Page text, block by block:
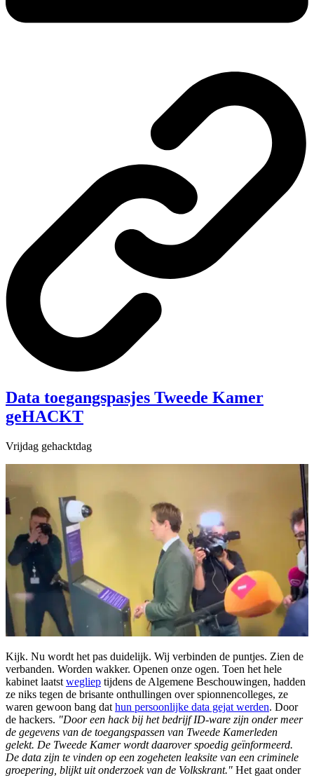
Data toegangspasjes Tweede Kamer
geHACKT
Vrijdag gehacktdag
Kijk. Nu wordt het pas duidelijk. Wij verbinden de puntjes. Zien de
verbanden. Worden wakker. Openen onze ogen. Toen het hele
kabinet laatst wegliep tijdens de Algemene Beschouwingen, hadden
ze niks tegen de brisante onthullingen over spionnencolleges, ze
waren gewoon bang dat hun persoonlijke data gejat werden. Door
de hackers. "Door een hack bij het bedrijf ID-ware zijn onder meer
de gegevens van de toegangspassen van Tweede Kamerleden
gelekt. De Tweede Kamer wordt daarover spoedig geïnformeerd.
De data zijn te vinden op een zogeheten leaksite van een criminele
groepering, blijkt uit onderzoek van de Volkskrant." Het gaat onder